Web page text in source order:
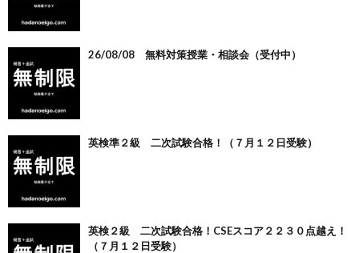
26/08/08 無料対策授業・相談会（受付中）
英検準２級 二次試験合格！（７月１２日受験）
英検２級 二次試験合格！CSEスコア２２３０点越え！
（７月１２日受験）